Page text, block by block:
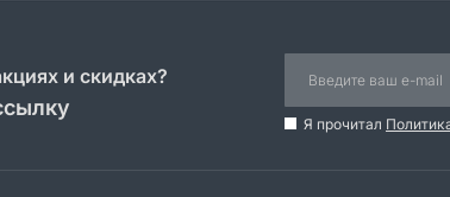
и скидках?
Я прочитал